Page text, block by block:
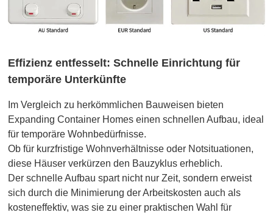
Effizienz entfesselt: Schnelle Einrichtung für
temporäre Unterkünfte
Im Vergleich zu herkömmlichen Bauweisen bieten
Expanding Container Homes einen schnellen Aufbau, ideal
für temporäre Wohnbedürfnisse.
Ob für kurzfristige Wohnverhältnisse oder Notsituationen,
diese Häuser verkürzen den Bauzyklus erheblich.
Der schnelle Aufbau spart nicht nur Zeit, sondern erweist
sich durch die Minimierung der Arbeitskosten auch als
kosteneffektiv, was sie zu einer praktischen Wahl für